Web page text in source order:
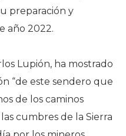
preparación y
año 2022.
Lupión, ha mostrado
“de este sendero que
de los caminos
cumbres de la Sierra